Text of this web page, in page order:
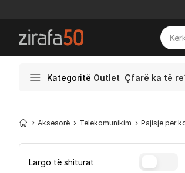
Kategoritë Outlet Çfarë ka të
Aksesorë Telekomunikim Pajisje për
Largo të shiturat